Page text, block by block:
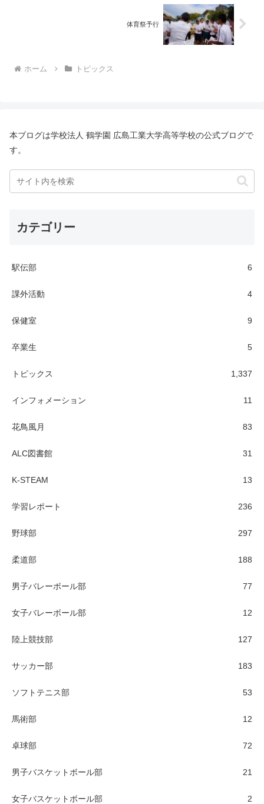
体育祭予行
ホーム トピックス
本ブログは学校法人 鶴学園 広島工業大学高等学校の公式ブログで
す。
カテゴリー
駅伝部 6
課外活動 4
保健室 9
卒業生 5
トピックス 1,337
インフォメーション 11
花鳥風月 83
ALC図書館 31
K-STEAM 13
学習レポート 236
野球部 297
柔道部 188
男子バレーボール部 77
女子バレーボール部 12
陸上競技部 127
サッカー部 183
ソフトテニス部 53
馬術部 12
卓球部 72
男子バスケットボール部 21
女子バスケットボール部 2